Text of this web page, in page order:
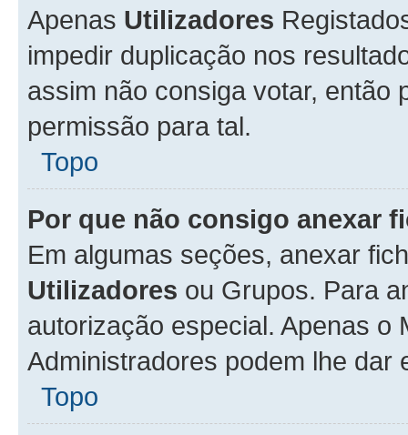
Apenas Utilizadores
impedir duplicação nos
assim não consiga votar, então
permissão para tal.
Topo
Por que não consigo anexar
Em algumas seções, anexar
Utilizadores ou Grupos. Para
autorização especial. Apenas o
Administradores podem lhe
Topo